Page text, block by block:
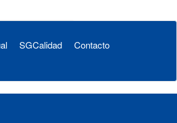
SGCalidad Contacto